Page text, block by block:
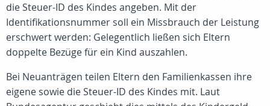
die Steuer-ID des Kindes angeben. Mit der
Identifikationsnummer soll ein Missbrauch der Leistung
erschwert werden: Gelegentlich ließen sich Eltern
doppelte Bezüge für ein Kind auszahlen.
Bei Neuanträgen teilen Eltern den Familienkassen ihre
eigene sowie die Steuer-ID des Kindes mit. Laut